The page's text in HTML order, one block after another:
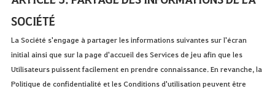
SOCIÉTÉ
La Société s'engage à partager les informations suivantes sur l'écran
initial ainsi que sur la page d'accueil des Services de jeu afin que les
Utilisateurs puissent facilement en prendre connaissance. En revanche, la
Politique de confidentialité et les Conditions d'utilisation peuvent être